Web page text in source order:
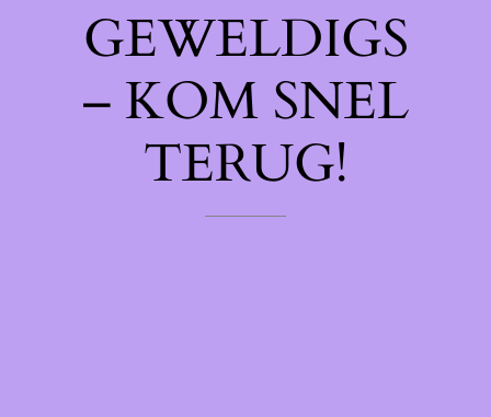
GEWELDIGS
– KOM SNEL
TERUG!